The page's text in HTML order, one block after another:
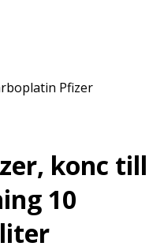
Pfizer
konc till
10